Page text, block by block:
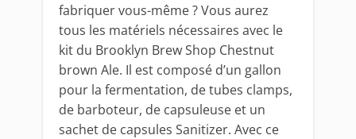
fabriquer vous-même ? Vous aurez
tous les matériels nécessaires avec le
kit du Brooklyn Brew Shop Chestnut
brown Ale. Il est composé d’un gallon
pour la fermentation, de tubes clamps,
de barboteur, de capsuleuse et un
sachet de capsules Sanitizer. Avec ce